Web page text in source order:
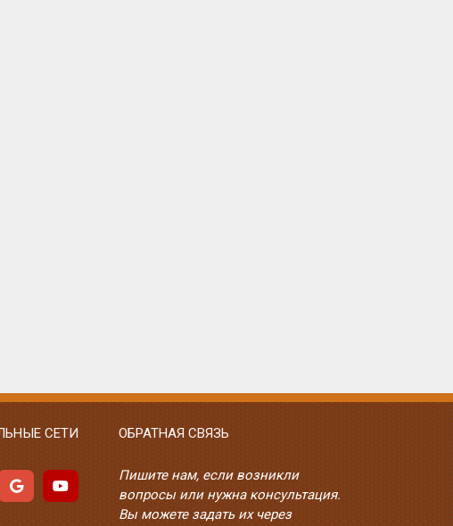
СЕТИ ОБРАТНАЯ СВЯЗЬ
Пишите нам, если возникли
вопросы или нужна консультация.
Вы можете задать их через